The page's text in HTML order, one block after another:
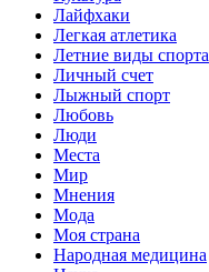
Лайфхаки
Легкая атлетика
Летние виды спорта
Личный счет
Лыжный спорт
Любовь
Люди
Места
Мир
Мнения
Мода
Моя страна
Народная медицина